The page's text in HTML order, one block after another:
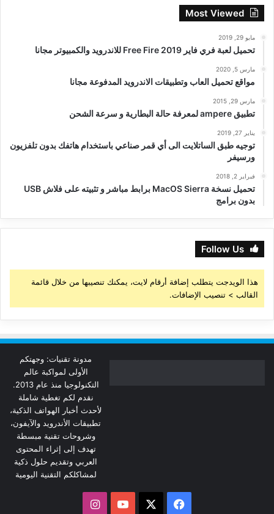
Most Viewed
مايو 29, 2019
تحميل لعبة فري فاير Free Fire 2019 للاندرويد والكمبيوتر مجانا
مارس 5, 2020
مواقع تحميل العاب وتطبيقات الاندرويد المدفوعة مجانا
مارس 29, 2015
تطبيق ampere لمعرفة حالة البطارية و سرعة الشحن
يناير 27, 2019
توجيه طبق الساتلايت الى أي قمر صناعي باستخدام هاتفك بدون تلفزيون
ورسيفر
فبراير 2, 2018
تحميل نسخة MacOS Sierra برابط مباشر و تثبيته على فلاش USB
بدون برامج
Follow Us
هذا الويدجت يتطلب إضافة أرقام لايت، يمكنك تنصيبها من خلال قائمة
القالب > تنصيب الإضافات.
مدونة تقنيات: وجهتكم
الأولى لمواكبة عالم
التكنولوجيا منذ عام 2013.
نقدم لكم تغطية شاملة
لأحدث أخبار الهواتف الذكية،
تطبيقات الأندرويد والآيفون،
وشروحات تقنية مبسطة
تهدف إلى إثراء المحتوى
العربي وتقديم حلول ذكية
لمشاكلكم التقنية اليومية
فيسبوك ‫YouTubeانستقرام